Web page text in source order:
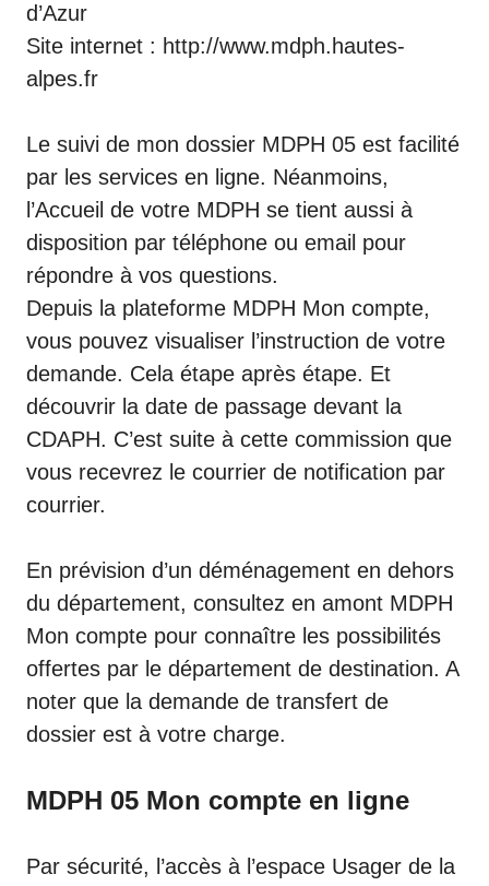
d’Azur
Site internet : http://www.mdph.hautes-
alpes.fr
Le suivi de mon dossier MDPH 05 est facilité
par les services en ligne. Néanmoins,
l’Accueil de votre MDPH se tient aussi à
disposition par téléphone ou email pour
répondre à vos questions.
Depuis la plateforme MDPH Mon compte,
vous pouvez visualiser l’instruction de votre
demande. Cela étape après étape. Et
découvrir la date de passage devant la
CDAPH. C’est suite à cette commission que
vous recevrez le courrier de notification par
courrier.
En prévision d’un déménagement en dehors
du département, consultez en amont MDPH
Mon compte pour connaître les possibilités
offertes par le département de destination. A
noter que la demande de transfert de
dossier est à votre charge.
MDPH 05 Mon compte en ligne
Par sécurité, l’accès à l’espace Usager de la